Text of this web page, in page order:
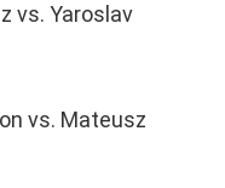
vs. Yaroslav
vs. Mateusz